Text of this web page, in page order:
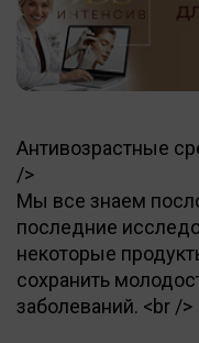
Антивозрастные
/>
Мы все знаем
последние
некоторые
сохранить
заболеваний. <br />